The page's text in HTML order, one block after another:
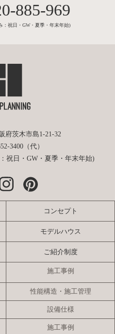
885-969
：祝日・GW・夏季・年末年始)
府茨木市島1-21-32
3400（代）
祝日・GW・夏季・年末年始)
コンセプト
モデルハウス
ご紹介制度
施工事例
性能構造・施工管理
設備仕様
施工事例